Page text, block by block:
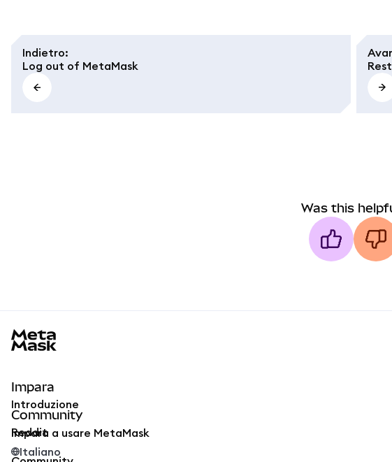
Indietro:
Log out of MetaMask
Was this
Impara
Introduzione
Impara a usare MetaMask
Community
Reddit
Italiano